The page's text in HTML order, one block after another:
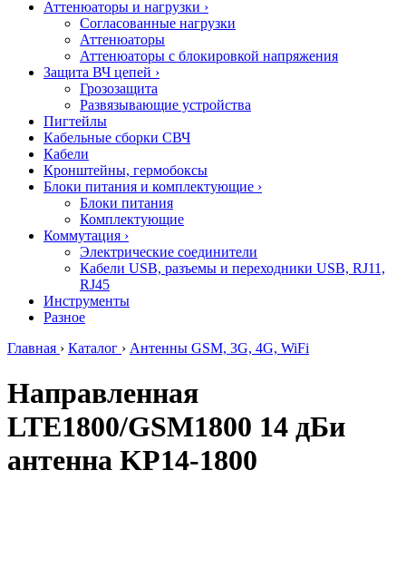
Аттенюаторы и нагрузки ›
Согласованные нагрузки
Аттенюаторы
Аттенюаторы с блокировкой напряжения
Защита ВЧ цепей ›
Грозозащита
Развязывающие устройства
Пигтейлы
Кабельные сборки СВЧ
Кабели
Кронштейны, гермобоксы
Блоки питания и комплектующие ›
Блоки питания
Комплектующие
Коммутация ›
Электрические соединители
Кабели USB, разъемы и переходники USB, RJ11,
RJ45
Инструменты
Разное
Главная › Каталог › Антенны GSM, 3G, 4G, WiFi
Направленная
LTE1800/GSM1800 14 дБи
антенна KP14-1800